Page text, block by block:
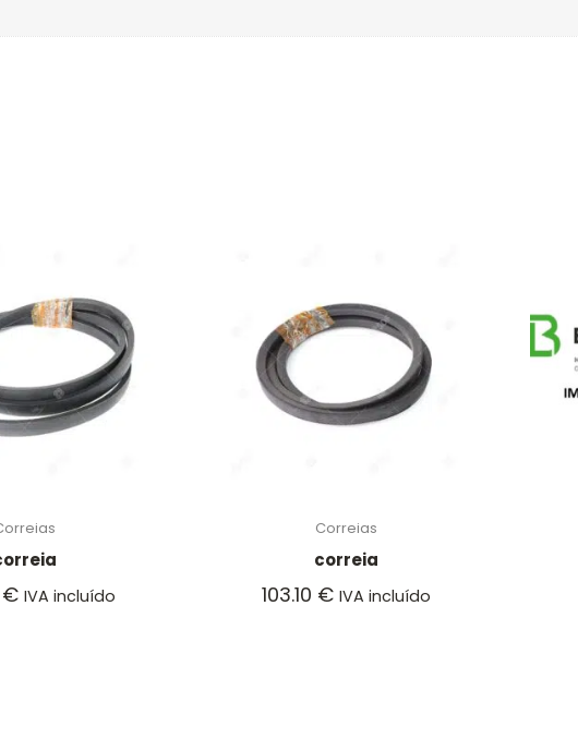
€ IVA incluído
Correias
correia
103.10 € IVA incluído